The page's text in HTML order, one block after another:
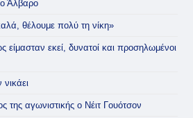
Άλβαρο
θέλουμε πολύ τη νίκη»
εκεί, δυνατοί και προσηλωμένοι
αγωνιστικής ο Νέιτ Γουότσον